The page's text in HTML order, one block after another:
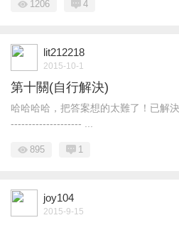
1206 4
lit212218
2015-10-1
第十關(自行解決)
哈哈哈哈，把答案想的太難了！已解
-------------------- ...
895 1
joy104
2015-9-15